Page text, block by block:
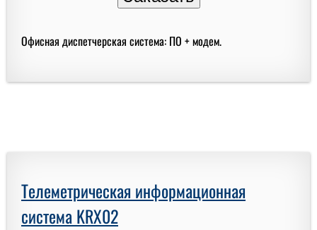
Офисная диспетчерская система: ПО + модем.
Телеметрическая информационная
система KRX02